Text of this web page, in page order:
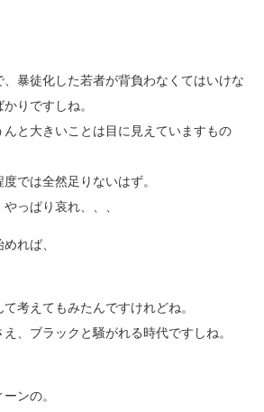
暴徒化した若者が背負わなくてはいけな
りですしね。
と大きいことは目に見えていますもの
では全然足りないはず。
っぱり哀れ、、、
れば、
考えてもみたんですけれどね。
、ブラックと騒がれる時代ですしね。
ンの。